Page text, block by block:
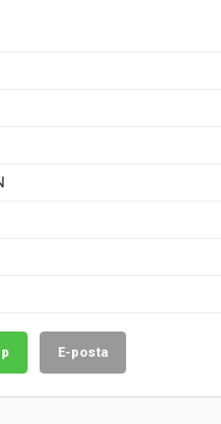
E-posta